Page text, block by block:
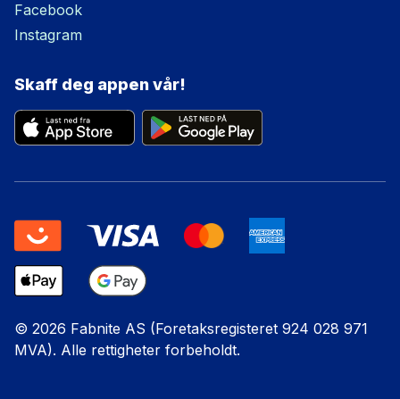
Facebook
Instagram
Skaff deg appen vår!
© 2026 Fabnite AS (Foretaksregisteret 924 028 971
MVA). Alle rettigheter forbeholdt.